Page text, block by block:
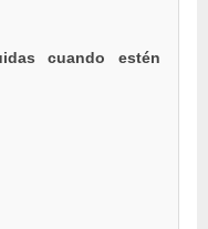
cuando estén